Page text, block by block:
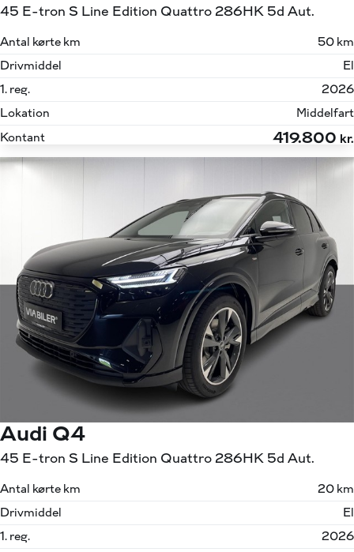
45 E-tron S Line Edition Quattro 286HK 5d Aut.
Antal kørte km
50 km
Drivmiddel
El
1. reg.
2026
Lokation
Middelfart
Kontant
419.800 kr.
Audi Q4
45 E-tron S Line Edition Quattro 286HK 5d Aut.
Antal kørte km
20 km
Drivmiddel
El
1. reg.
2026